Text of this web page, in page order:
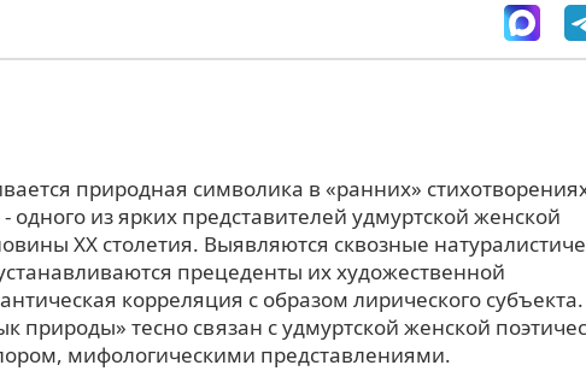
природная символика в «ранних»
одного из ярких представителей удмуртской женской
ХХ столетия. Выявляются сквозные
прецеденты их художественной
корреляция с образом лирического субъекта.
природы» тесно связан с удмуртской женской
мифологическими представлениями.